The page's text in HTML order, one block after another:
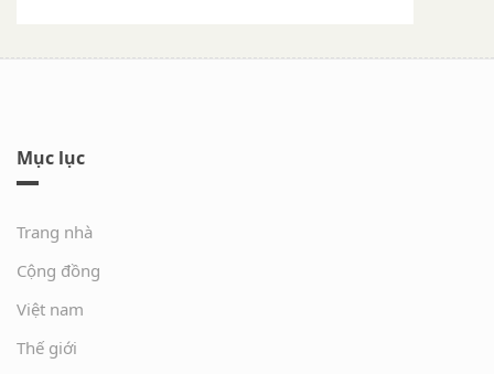
Mục lục
Trang nhà
Cộng đồng
Việt nam
Thế giới